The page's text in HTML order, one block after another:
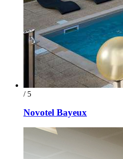
/ 5
Novotel Bayeux